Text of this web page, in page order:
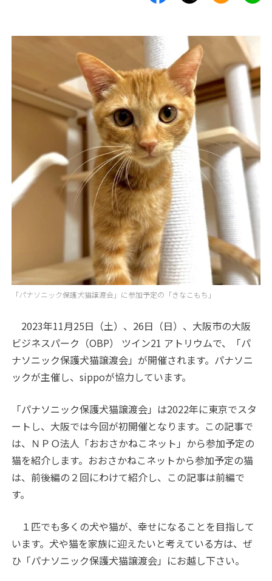
「パナソニック保護犬猫譲渡会」に参加予定の「きなこもち」
2023年11月25日（土）、26日（日）、大阪市の大阪
ビジネスパーク（OBP） ツイン21 アトリウムで、「パ
ナソニック保護犬猫譲渡会」が開催されます。パナソニ
ックが主催し、sippoが協力しています。
「パナソニック保護犬猫譲渡会」は2022年に東京でスタ
ートし、大阪では今回が初開催となります。この記事で
は、ＮＰＯ法人「おおさかねこネット」から参加予定の
猫を紹介します。おおさかねこネットから参加予定の猫
は、前後編の２回にわけて紹介し、この記事は前編で
す。
１匹でも多くの犬や猫が、幸せになることを目指して
います。犬や猫を家族に迎えたいと考えている方は、ぜ
ひ「パナソニック保護犬猫譲渡会」にお越し下さい。